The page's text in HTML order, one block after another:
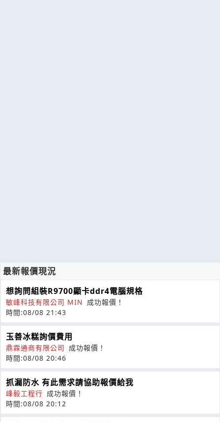
最新報價現況
想詢問組裝R9700顯卡ddr4電腦規格
敏峰科技有限公司 MIN 成功報價！
時間:08/08 21:43
玉善冰糕詢價費用
鼎霖通商有限公司 成功報價！
時間:08/08 20:46
抓漏防水 有此需求請協助報價給我
峰毅工程行 成功報價！
時間:08/08 20:12